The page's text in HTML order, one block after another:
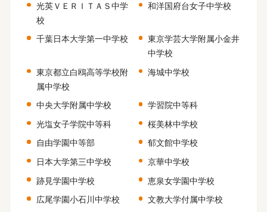
光英ＶＥＲＩＴＡＳ中学
校
和洋国府台女子中学校
千葉日本大学第一中学校
東京学芸大学附属小金井
中学校
東京都立白鴎高等学校附
属中学校
海城中学校
中央大学附属中学校
学習院中等科
光塩女子学院中等科
桜美林中学校
自由学園中等部
郁文館中学校
日本大学第三中学校
京華中学校
跡見学園中学校
恵泉女学園中学校
広尾学園小石川中学校
文教大学付属中学校